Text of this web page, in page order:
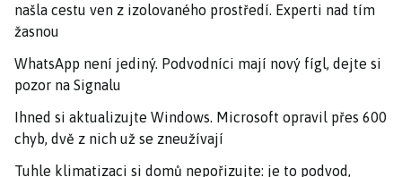
našla cestu ven z izolovaného prostředí. Experti nad tím
žasnou
WhatsApp není jediný. Podvodníci mají nový fígl, dejte si
pozor na Signalu
Ihned si aktualizujte Windows. Microsoft opravil přes 600
chyb, dvě z nich už se zneužívají
Tuhle klimatizaci si domů nepořizujte: je to podvod,